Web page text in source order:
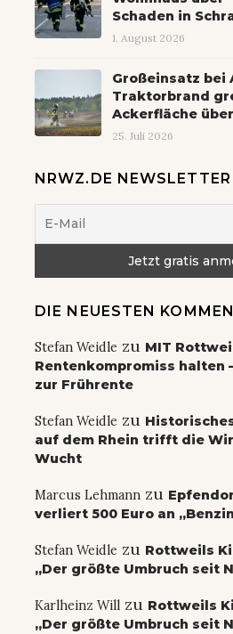
Schaden in
1. August 2026
Großeinsatz bei
Traktorbrand
Ackerfläche über
25. Juli 2026
NRWZ.DE NEWSLETTER
DIE NEUESTEN
Stefan Weidle zu MIT
Rentenkompromiss halten
zur Frührente
Stefan Weidle zu
auf dem Rhein trifft die
Wucht
Marcus Lehmann zu
verliert 500 Euro an
Stefan Weidle zu Rottweils
„Der größte Umbruch seit
Karlheinz Will zu Rottweils
„Der größte Umbruch seit